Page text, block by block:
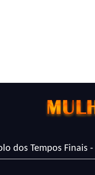
dos Tempos Finais -